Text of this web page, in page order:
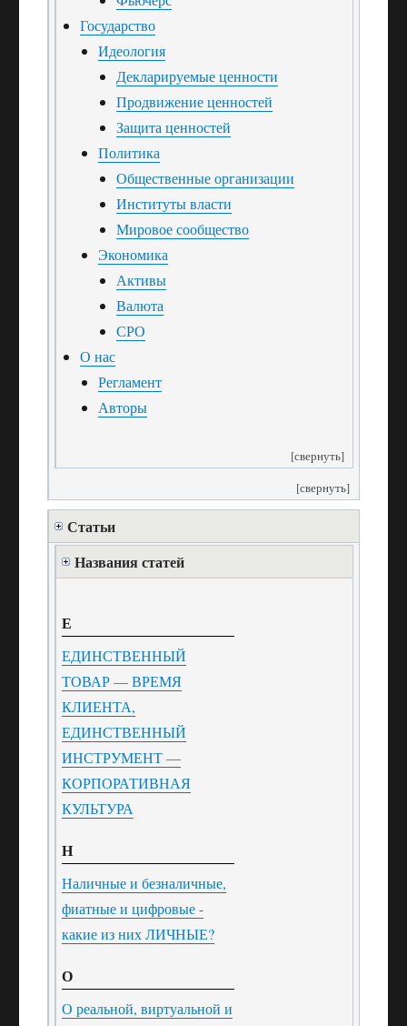
Государство
Идеология
Декларируемые ценности
Продвижение ценностей
Защита ценностей
Политика
Общественные организации
Институты власти
Мировое сообщество
Экономика
Активы
Валюта
СРО
О нас
Регламент
Авторы
[свернуть]
[свернуть]
Статьи
Названия статей
Е
ЕДИНСТВЕННЫЙ
ТОВАР — ВРЕМЯ
КЛИЕНТА,
ЕДИНСТВЕННЫЙ
ИНСТРУМЕНТ —
КОРПОРАТИВНАЯ
КУЛЬТУРА
Н
Наличные и безналичные,
фиатные и цифровые -
какие из них ЛИЧНЫЕ?
О
О реальной, виртуальной и